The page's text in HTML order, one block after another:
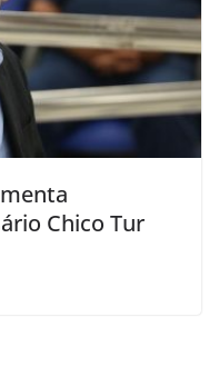
Chico Tur